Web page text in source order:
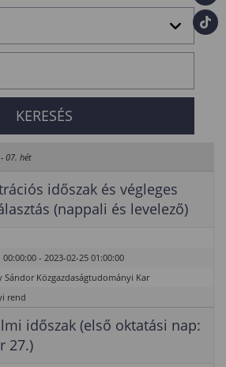
- 07. hét
időszak és végleges
(nappali és levelező)
00:00:00 - 2023-02-25 01:00:00
Sándor Közgazdaságtudományi Kar
rend
időszak (első oktatási nap:
27.)